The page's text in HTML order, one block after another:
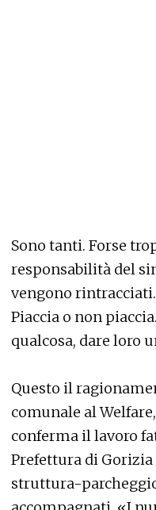
Sono tanti. Forse
responsabilità del
vengono
Piaccia o non
qualcosa, dare loro
Questo il
comunale al Welfare,
conferma il lavoro
Prefettura di
struttura-